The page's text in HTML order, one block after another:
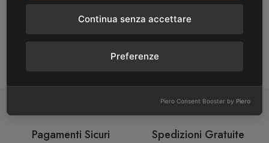
Pagamenti Sicuri Spedizioni Gratuite
Continua senza accettare
Preferenze
Piero Consent Booster by Piero